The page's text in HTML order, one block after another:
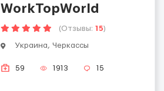
WorkTopWorld
(Отзывы: 15)
Украина, Черкассы
59 1913 15